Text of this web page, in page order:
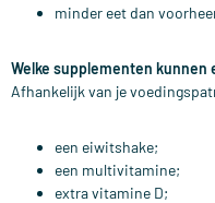
minder eet dan
Welke supplementen kunnen
Afhankelijk van je
een eiwitshake;
een multivitamine;
extra vitamine D;